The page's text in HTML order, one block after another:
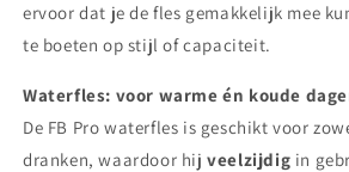
ervoor dat je de fles gemakkelijk mee
te boeten op stijl of capaciteit.
Waterfles: voor warme én koude
De FB Pro waterfles is geschikt voor
dranken, waardoor hijveelzijdig in